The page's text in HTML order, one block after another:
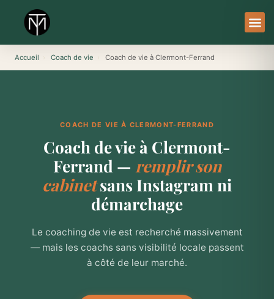
contenu
Accueil Coach de vie Coach de vie à Clermont-Ferrand
COACH DE VIE À CLERMONT-FERRAND
Coach de vie à Clermont-
Ferrand — remplir son
cabinetsans Instagram ni
démarchage
Le coaching de vie est recherché massivement
— mais les coachs sans visibilité locale passent
à côté de leur marché.